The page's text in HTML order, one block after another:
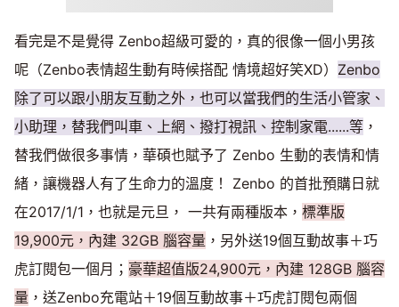
看完是不是覺得 Zenbo超級可愛的，真的很像一個小男孩
呢（Zenbo表情超生動有時候搭配 情境超好笑XD） Zenbo
除了可以跟小朋友互動之外，也可以當我們的生活小管家、
小助理，替我們叫車、上網、撥打視訊、控制家電......等 ，
替我們做很多事情，華碩也賦予了 Zenbo 生動的表情和情
緒，讓機器人有了生命力的溫度！ Zenbo 的首批預購日就
在2017/1/1，也就是元旦， 一共有兩種版本， 標準版
19,900元，內建 32GB 腦容量 ，另外送19個互動故事＋巧
虎訂閱包一個月； 豪華超值版24,900元，內建 128GB 腦容
量 ，送Zenbo充電站＋19個互動故事＋巧虎訂閱包兩個